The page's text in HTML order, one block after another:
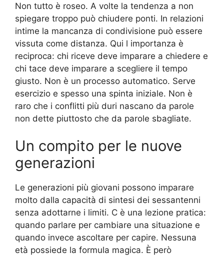
Non tutto è roseo. A volte la tendenza a non
spiegare troppo può chiudere ponti. In relazioni
intime la mancanza di condivisione può essere
vissuta come distanza. Qui l importanza è
reciproca: chi riceve deve imparare a chiedere e
chi tace deve imparare a scegliere il tempo
giusto. Non è un processo automatico. Serve
esercizio e spesso una spinta iniziale. Non è
raro che i conflitti più duri nascano da parole
non dette piuttosto che da parole sbagliate.
Un compito per le nuove
generazioni
Le generazioni più giovani possono imparare
molto dalla capacità di sintesi dei sessantenni
senza adottarne i limiti. C è una lezione pratica:
quando parlare per cambiare una situazione e
quando invece ascoltare per capire. Nessuna
età possiede la formula magica. È però